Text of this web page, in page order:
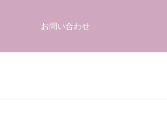
お問い合わせ